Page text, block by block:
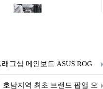
그십 메인보드 ASUS ROG
시 예정
남지역 최초 브랜드 팝업 오